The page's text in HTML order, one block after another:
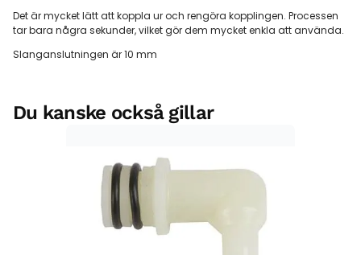
Det är mycket lätt att koppla ur och rengöra kopplingen. Processen
tar bara några sekunder, vilket gör dem mycket enkla att använda.
Slanganslutningen är 10 mm
Du kanske också gillar